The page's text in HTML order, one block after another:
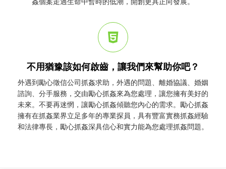
姦個案走過生命中暫時的低潮，開創更具正向發展。
不用猶豫該如何啟齒，讓我們來幫助你吧？
外遇到勵心徵信公司抓姦求助，外遇的問題、離婚協議、婚姻
諮詢、分手服務，交由勵心抓姦來為您處理，讓您擁有美好的
未來。不要再迷惘，讓勵心抓姦傾聽您內心的需求。勵心抓姦
擁有在抓姦業界立足多年的專業探員，具有豐富實務抓姦經驗
和法律專長，勵心抓姦深具信心和實力能為您處理抓姦問題。